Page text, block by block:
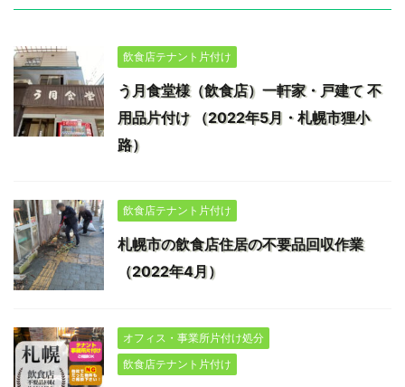
飲食店テナント片付け
う月食堂様（飲食店）一軒家・戸建て 不
用品片付け （2022年5月・札幌市狸小
路）
飲食店テナント片付け
札幌市の飲食店住居の不要品回収作業
（2022年4月）
オフィス・事業所片付け処分
飲食店テナント片付け